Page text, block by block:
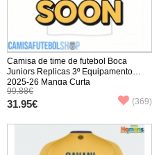
Camisa de time de futebol Boca
Juniors Replicas 3º Equipamento
2025-26 Manga Curta
99.88€
31.95€ (369)